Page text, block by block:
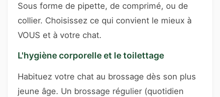
Sous forme de pipette, de comprimé, ou de
collier. Choisissez ce qui convient le mieux à
VOUS et à votre chat.
L'hygiène corporelle et le toilettage
Habituez votre chat au brossage dès son plus
jeune âge. Un brossage régulier (quotidien